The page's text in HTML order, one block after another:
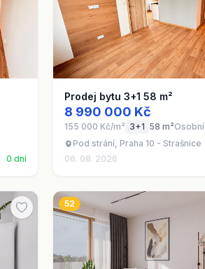
0 dní
Prodej bytu 3+1 58 m²
8 990 000 Kč
155 000 Kč/m² 3+1 58 m²Osobní
Pod strání, Praha 10 - Strašnice
06. 08. 2026
52